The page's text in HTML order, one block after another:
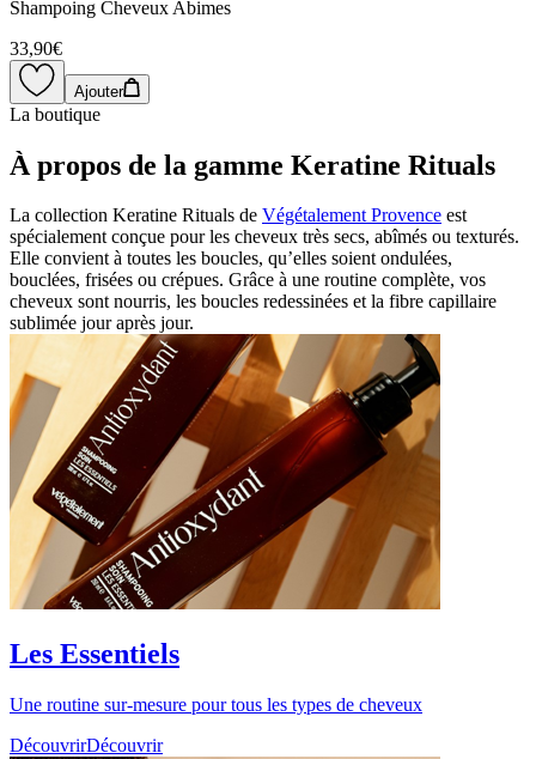
Shampoing Cheveux Abimes
33,90€
Ajouter
La boutique
À propos de la gamme Keratine Rituals
La collection Keratine Rituals de Végétalement Provence est
spécialement conçue pour les cheveux très secs, abîmés ou texturés.
Elle convient à toutes les boucles, qu’elles soient ondulées,
bouclées, frisées ou crépues. Grâce à une routine complète, vos
cheveux sont nourris, les boucles redessinées et la fibre capillaire
sublimée jour après jour.
Les Essentiels
Une routine sur-mesure pour tous les types de cheveux
DécouvrirDécouvrir